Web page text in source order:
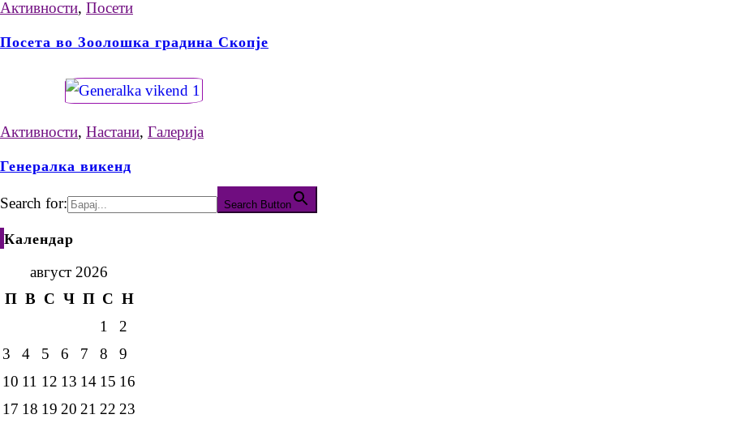
Активности, Посети
Посета во Зоолошка градина Скопје
Активности, Настани, Галерија
Генералка викенд
Search for: Search Button
Календар
август 2026
П В С Ч П С Н
1
2
3
4 5 6 7 8
9
10 11 12 13 14 15 16
17 18 19 20 21 22 23